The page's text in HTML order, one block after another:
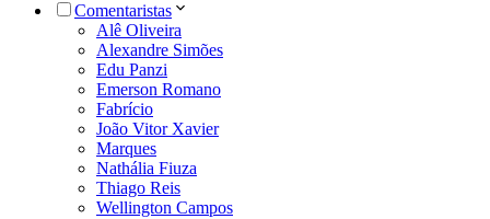
Comentaristas
Alê Oliveira
Alexandre Simões
Edu Panzi
Emerson Romano
Fabrício
João Vitor Xavier
Marques
Nathália Fiuza
Thiago Reis
Wellington Campos